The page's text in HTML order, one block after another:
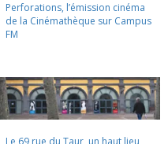
Perforations, l’émission cinéma
de la Cinémathèque sur Campus
FM
Le 69 rue du Taur, un haut lieu